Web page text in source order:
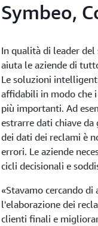
Symbeo,
In qualità di leader
aiuta le aziende di
Le soluzioni
affidabili in modo che
più importanti. Ad
estrarre dati chiave
dei dati dei reclami è
errori. Le aziende
cicli decisionali e
«Stavamo cercando
l'elaborazione dei
clienti finali e